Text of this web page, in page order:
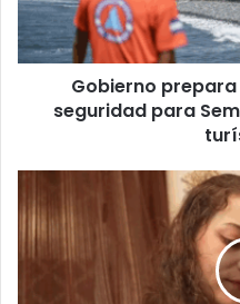
para
Semana
Santa
destinos
Gobierno
seguridad para
en
reabre